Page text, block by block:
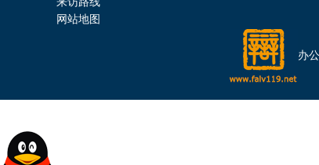
网站地图
办